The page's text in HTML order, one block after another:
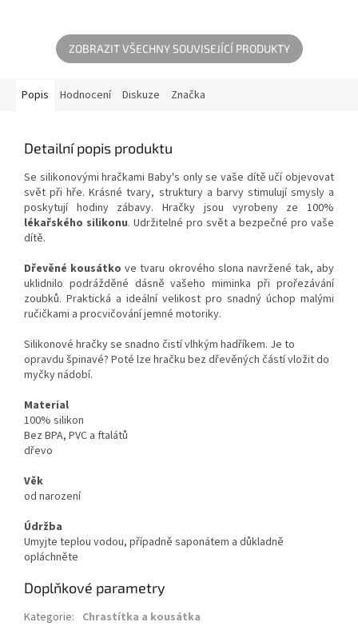
společníkem...
ZOBRAZIT VŠECHNY SOUVISEJÍCÍ PRODUKTY
Popis Hodnocení Diskuze Značka
Detailní popis produktu
Se silikonovými hračkami Baby's only se vaše dítě učí objevovat
svět při hře. Krásné tvary, struktury a barvy stimulují smysly a
poskytují hodiny zábavy. Hračky jsou vyrobeny ze 100%
lékařského silikonu. Udržitelné pro svět a bezpečné pro vaše
dítě.
Dřevěné kousátko ve tvaru okrového slona navržené tak, aby
uklidnilo podrážděné dásně vašeho miminka při prořezávání
zoubků. Praktická a ideální velikost pro snadný úchop malými
ručičkami a procvičování jemné motoriky.
Silikonové hračky se snadno čistí vlhkým hadříkem. Je to
opravdu špinavé? Poté lze hračku bez dřevěných částí vložit do
myčky nádobí.
Material
100% silikon
Bez BPA, PVC a ftalátů
dřevo
Věk
od narození
Údržba
Umyjte teplou vodou, případně saponátem a důkladně
opláchněte
Doplňkové parametry
Kategorie: Chrastítka a kousátka